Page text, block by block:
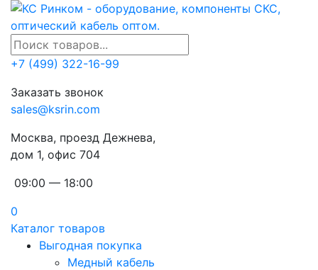
+7 (499) 322-16-99
Заказать звонок
sales@ksrin.com
Москва, проезд Дежнева,
дом 1, офис 704
09:00 — 18:00
0
Каталог товаров
Выгодная покупка
Медный кабель